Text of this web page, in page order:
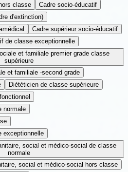
classe
Cadre socio-éducatif
d'extinction)
Cadre supérieur socio-éducatif
de classe exceptionnelle
et familiale premier grade classe
supérieure
et familiale -second grade
Diététicien de classe supérieure
normale
exceptionnelle
social et médico-social de classe
normale
social et médico-social hors classe